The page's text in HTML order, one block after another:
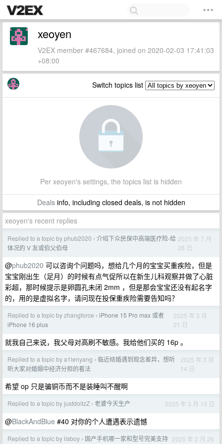
xeoyen
V2EX member #467684, joined on 2020-02-03 17:41:03
+08:00
Switch topics list
Per xeoyen's settings, the topics list is hidden
Dealsinfo, including closed deals, is not hidden
xeoyen's recent replies
Replied to a topic by phub2020 › 介绍下众民保中高端医疗险-给
体况的 V 友或伯父伯母
2025 年 7 月
28 日
@phub2020 可以咨询个问题吗，想给几个月的宝宝买重疾险，但是
宝宝刚出生（足月）的时候有点气促所以在新生儿科观察并做了心脏
彩超，那时候提示是卵圆孔未闭 2mm ，但是那会宝宝还没有起名字
的，用的是虚拟名字，请问现在投保重疾险需要告知吗？
Replied to a topic by zhangforce › iPhone 15 Pro max 或者
iPhone 16 plus
2025 年 3 月
21 日
就我自己来说，我父母对高刷不敏感。我给他们买的 16p 。
Replied to a topic by a1lenyang › 临近结婚遇到观念差异，想听
听大家对婚姻中经济分担的看法
2025 年 3 月
14 日
希望 op 只是骗铜币而不是装睡叫不醒啊
Replied to a topic by justdoitzZ › 老婆今天生产 2025 年 3 月 13 日
@BlackAndBlue #40 对你的个人遭遇表示遗憾
Replied to a topic by iisboy › 国产手机哪一家和型号完美支持 2025 年 2 月 26